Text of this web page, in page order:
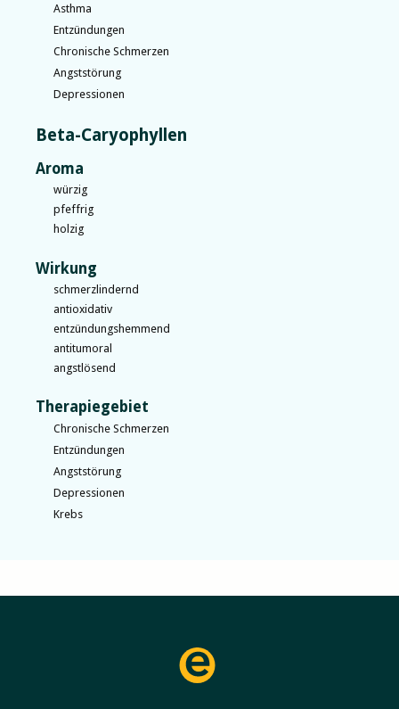
Asthma
Entzündungen
Chronische Schmerzen
Angststörung
Depressionen
Beta-Caryophyllen
Aroma
würzig
pfeffrig
holzig
Wirkung
schmerzlindernd
antioxidativ
entzündungshemmend
antitumoral
angstlösend
Therapiegebiet
Chronische Schmerzen
Entzündungen
Angststörung
Depressionen
Krebs